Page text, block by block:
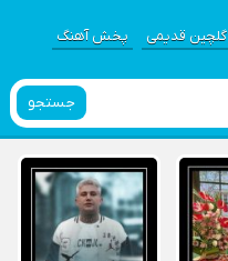
گلچین قدیمی پخش آهنگ
جستجو